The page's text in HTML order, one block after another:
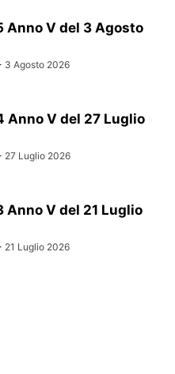
Anno V del 3 Agosto
3 Agosto 2026
Anno V del 27 Luglio
27 Luglio 2026
Anno V del 21 Luglio
21 Luglio 2026